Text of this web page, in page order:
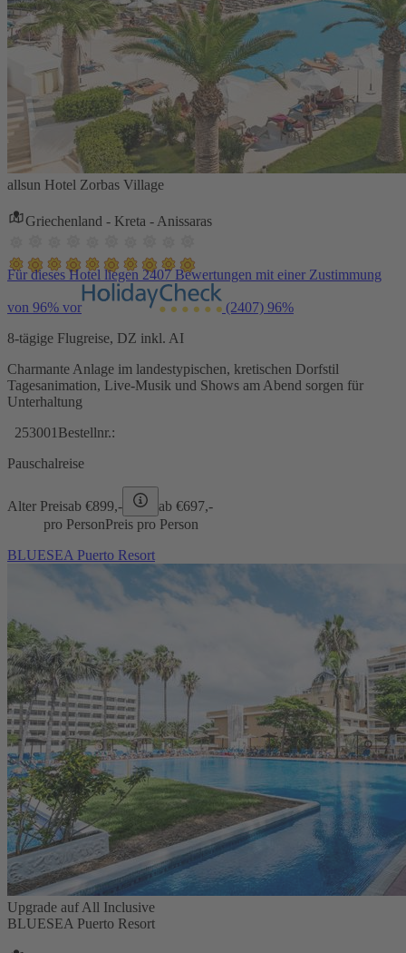
allsun Hotel Zorbas Village
Griechenland - Kreta - Anissaras
Für dieses Hotel liegen 2407 Bewertungen mit einer Zustimmung
von 96% vor (2407) 96%
8-tägige Flugreise, DZ inkl. AI
Charmante Anlage im landestypischen, kretischen Dorfstil
Tagesanimation, Live-Musik und Shows am Abend sorgen für
Unterhaltung
253001 Bestellnr.:
Pauschalreise
Alter Preisab €899,- ab €697,-
pro PersonPreis pro Person
BLUESEA Puerto Resort
Upgrade auf All Inclusive
BLUESEA Puerto Resort